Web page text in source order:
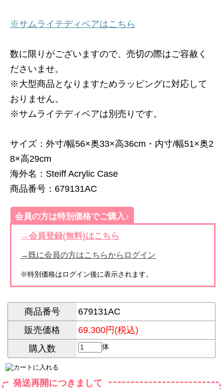
※サムライテディベアはこちら
数に限りがございますので、売切の際はご容赦く
ださいませ。
※大型商品となりますためラッピングに対応して
おりません。
※サムライテディベアは別売りです。
サイズ：外寸/幅56×奥33×高36cm・内寸/幅51×奥2
8×高29cm
海外名：Steiff Acrylic Case
商品番号：679131AC
会員の方は特別価格でご購入♪
→会員登録(無料)はこちら
→既に会員の方はこちらからログイン
※特別価格はログイン後に表示されます。
商品番号
679131AC
販売価格
69,300円(税込)
購入数
体
発送再開につきまして